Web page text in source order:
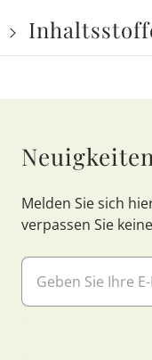
Neuigkeiten
Melden Sie sich
verpassen Sie